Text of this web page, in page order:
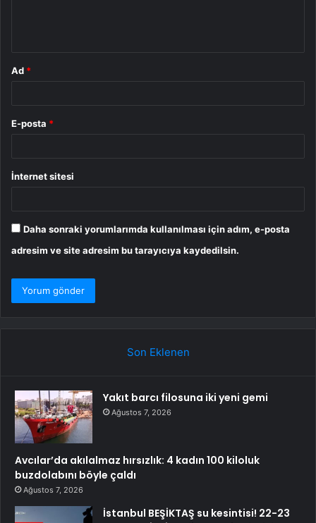
Ad *
E-posta *
İnternet sitesi
Daha sonraki yorumlarımda kullanılması için adım, e-posta
adresim ve site adresim bu tarayıcıya kaydedilsin.
Son Eklenen
Yakıt barcı filosuna iki yeni gemi
Ağustos 7, 2026
Avcılar’da akılalmaz hırsızlık: 4 kadın 100 kiloluk
buzdolabını böyle çaldı
Ağustos 7, 2026
İstanbul BEŞİKTAŞ su kesintisi! 22-23